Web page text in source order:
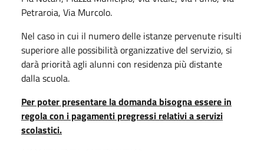
Petraroia, Via Murcolo.
Nel caso in cui il numero delle istanze pervenute risulti
superiore alle possibilità organizzative del servizio, si
darà priorità agli alunni con residenza più distante
dalla scuola.
Per poter presentare la domanda bisogna essere in
regola con i pagamenti pregressi relativi a servizi
scolastici.